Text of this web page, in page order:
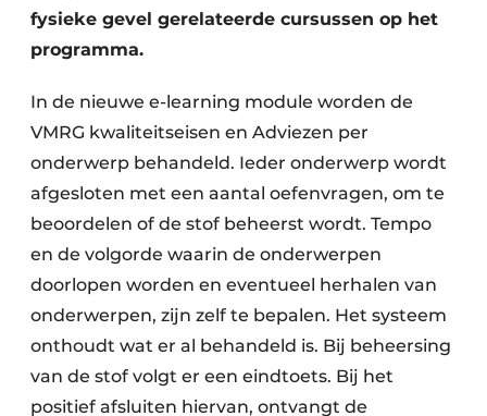
fysieke gevel gerelateerde cursussen op het
programma.
In de nieuwe e-learning module worden de
VMRG kwaliteitseisen en Adviezen per
onderwerp behandeld. Ieder onderwerp wordt
afgesloten met een aantal oefenvragen, om te
beoordelen of de stof beheerst wordt. Tempo
en de volgorde waarin de onderwerpen
doorlopen worden en eventueel herhalen van
onderwerpen, zijn zelf te bepalen. Het systeem
onthoudt wat er al behandeld is. Bij beheersing
van de stof volgt er een eindtoets. Bij het
positief afsluiten hiervan, ontvangt de